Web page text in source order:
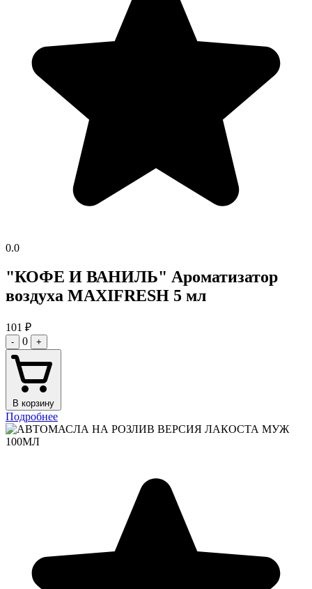
0.0
"КОФЕ И ВАНИЛЬ" Ароматизатор
воздуха MAXIFRESH 5 мл
101 ₽
- 0 +
В корзину
Подробнее